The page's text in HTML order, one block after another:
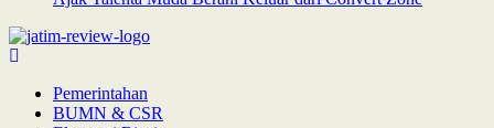
Pemerintahan
BUMN & CSR